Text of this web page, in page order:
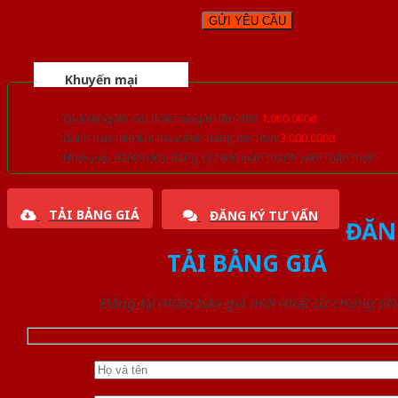
Khuyến mại
Quà tặng đồ nội thất trang trí lên đến 1.000.000đ
Giảm trực tiếp khi mua đơn hàng lớn hơn 3.000.000đ
Nhiều ưu đãi lớn khi đăng ký tài khoản thành viên thân thiết
TẢI BẢNG GIÁ ĐĂNG KÝ TƯ VẤN
TẢI BẢNG GIÁ
Đăng ký nhận báo giá mới nhất từ chúng tôi